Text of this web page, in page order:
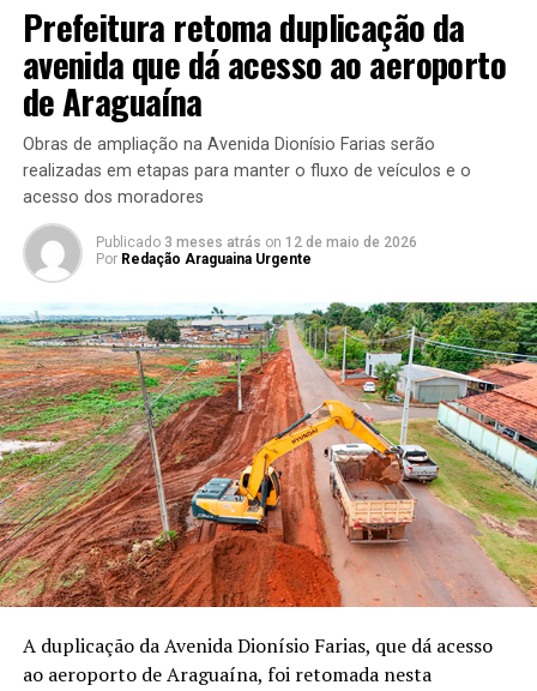
Prefeitura retoma duplicação da
avenida que dá acesso ao aeroporto
de Araguaína
Obras de ampliação na Avenida Dionísio Farias serão
realizadas em etapas para manter o fluxo de veículos e o
acesso dos moradores
Publicado 3 meses atrás on 12 de maio de 2026
Por Redação Araguaina Urgente
A duplicação da Avenida Dionísio Farias, que dá acesso
ao aeroporto de Araguaína, foi retomada nesta